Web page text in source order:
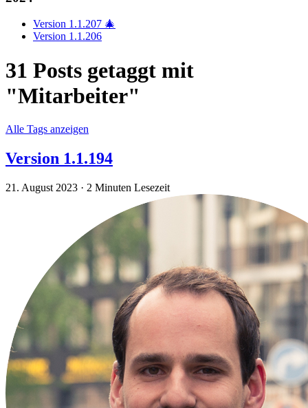
Version 1.1.207 🎄
Version 1.1.206
31 Posts getaggt mit
"Mitarbeiter"
Alle Tags anzeigen
Version 1.1.194
21. August 2023 · 2 Minuten Lesezeit